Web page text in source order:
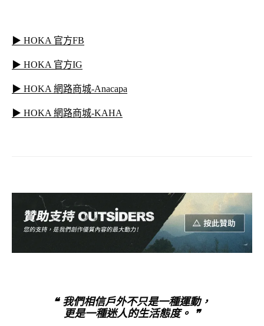
▶ HOKA 官方FB
▶ HOKA 官方IG
▶ HOKA 網路商城-Anacapa
▶ HOKA 網路商城-KAHA
❝ 我們相信戶外不只是一種運動，
更是一種迷人的生活態度。 ❞